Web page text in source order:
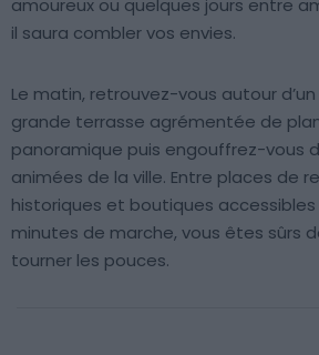
il saura combler vos envies.
Le matin, retrouvez-vous autour d’un
grande terrasse agrémentée de
panoramique puis engouffrez-vous
animées de la ville. Entre places de
historiques et boutiques
minutes de marche, vous êtes sûrs
tourner les pouces.